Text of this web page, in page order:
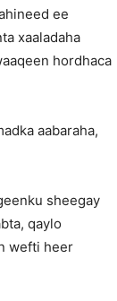
ee
xaaladaha
hordhaca
aabaraha,
sheegay
qaylo
wefti heer